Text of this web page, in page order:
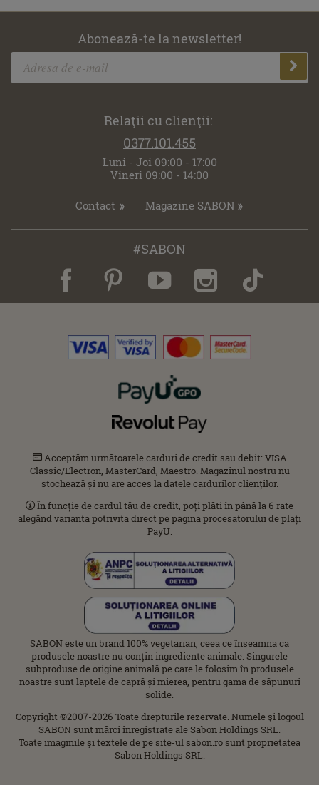
Abonează-te la newsletter!
Relaţii cu clienţii:
0377.101.455
Luni - Joi 09:00 - 17:00
Vineri 09:00 - 14:00
Contact Magazine SABON
#SABON
Acceptăm următoarele carduri de credit sau debit: VISA
Classic/Electron, MasterCard, Maestro. Magazinul nostru nu
stochează și nu are acces la datele cardurilor clienților.
În funcție de cardul tău de credit, poți plăti în până la 6 rate
alegând varianta potrivită direct pe pagina procesatorului de plăți
PayU.
SABON este un brand 100% vegetarian, ceea ce înseamnă că
produsele noastre nu conțin ingrediente animale. Singurele
subproduse de origine animală pe care le folosim în produsele
noastre sunt laptele de capră și mierea, pentru gama de săpunuri
solide.
Copyright ©2007-2026 Toate drepturile rezervate. Numele şi logoul
SABON sunt mărci înregistrate ale Sabon Holdings SRL.
Toate imaginile şi textele de pe site-ul sabon.ro sunt proprietatea
Sabon Holdings SRL.